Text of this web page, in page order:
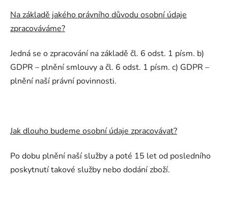
Na základě jakého právního důvodu osobní údaje
zpracováváme?
Jedná se o zpracování na základě čl. 6 odst. 1 písm. b)
GDPR – plnění smlouvy a čl. 6 odst. 1 písm. c) GDPR –
plnění naší právní povinnosti.
Jak dlouho budeme osobní údaje zpracovávat?
Po dobu plnění naší služby a poté 15 let od posledního
poskytnutí takové služby nebo dodání zboží.